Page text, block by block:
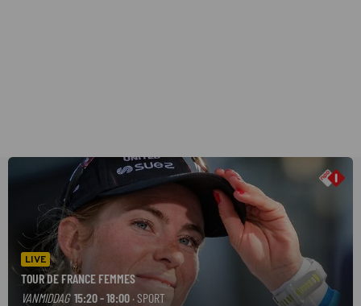
LIVE
TOUR DE FRANCE FEMMES
VANMIDDAG 15:20 - 18:00 · SPORT